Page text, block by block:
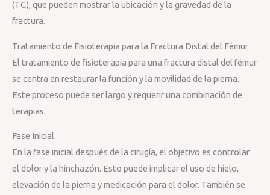
(TC), que pueden mostrar la ubicación y la gravedad de la
fractura.
Tratamiento de Fisioterapia para la Fractura Distal del Fémur
El tratamiento de fisioterapia para una fractura distal del fémur
se centra en restaurar la función y la movilidad de la pierna.
Este proceso puede ser largo y requerir una combinación de
terapias.
Fase Inicial
En la fase inicial después de la cirugía, el objetivo es controlar
el dolor y la hinchazón. Esto puede implicar el uso de hielo,
elevación de la pierna y medicación para el dolor. También se